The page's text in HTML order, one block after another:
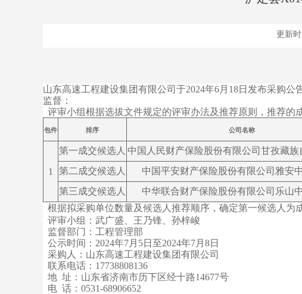
山东高速工程建设集团有限公司于2024年6月18日发布采购
监督：
评审小组根据选拔文件规定的评审办法及推荐原则，推荐的
包件 排序 公司名称
1
第一成交候选人 中国人民财产保险股份有限公司甘孜藏族
第二成交候选人
中国平安财产保险股份有限公司雅安
第三成交候选人
中华联合财产保险股份有限公司乐山
根据拟采购单位数量及候选人推荐顺序，确定第一候选人为
评审小组：武广盛、王乃锋、孙梓峻
监督部门：工程管理部
公示时间：2024年7月5日至2024年7月8日
采购人：山东高速工程建设集团有限公司
联系电话：17738808136
地 址：山东省济南市历下区经十路14677号
电 话：0531-68906652
更新